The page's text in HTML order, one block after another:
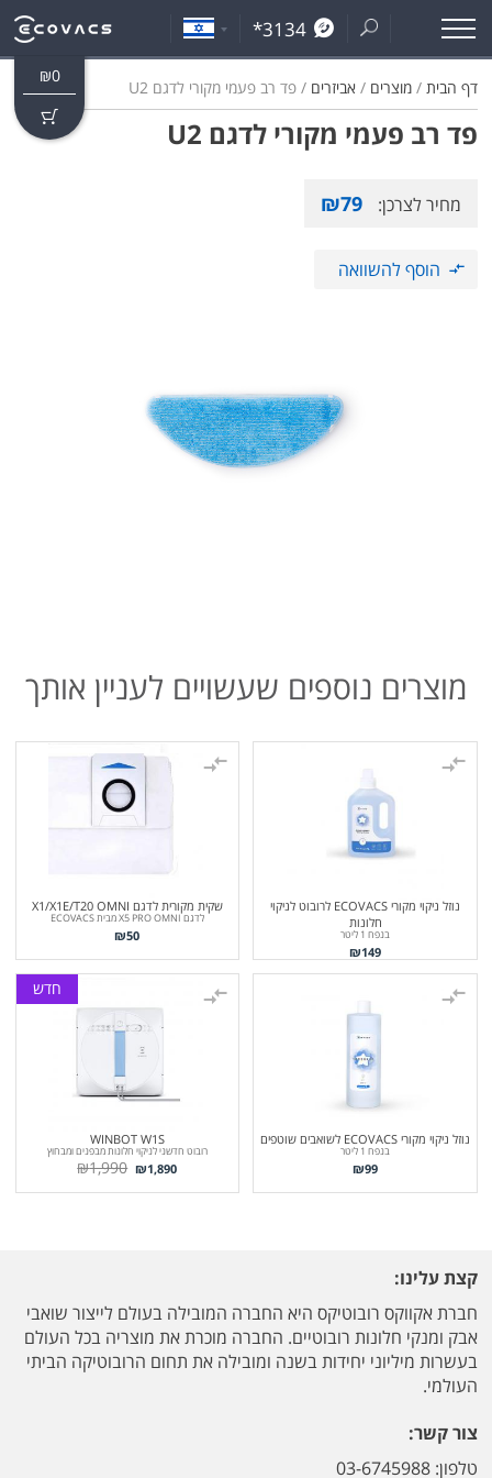
*3134
₪0
פד רב פעמי מקורי לדגם U2
דף הבית /מוצרים /אביזרים / פד רב פעמי מקורי לדגם U2
מחיר לצרכן: ₪79
הוסף להשוואה
מוצרים נוספים שעשויים לעניין אותך
נוזל ניקוי מקורי ECOVACS לרובוט לניקוי
חלונות
בנפח 1 ליטר
₪149
שקית מקורית לדגם X1/X1E/T20 OMNI
לדגם X5 PRO OMNI מבית ECOVACS
₪50
נוזל ניקוי מקורי ECOVACS לשואבים שוטפים
בנפח 1 ליטר
₪99
חדש
WINBOT W1S
רובוט חדשני לניקוי חלונות מבפנים ומבחוץ
₪1,890
₪1,990
קצת עלינו:
חברת אקווקס רובוטיקס היא החברה המובילה בעולם לייצור שואבי
אבק ומנקי חלונות רובוטיים. החברה מוכרת את מוצריה בכל העולם
בעשרות מיליוני יחידות בשנה ומובילה את תחום הרובוטיקה הביתי
העולמי.
צור קשר:
טלפון: 03-6745988